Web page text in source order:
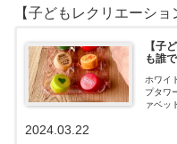
【子どもレクリエーショ
【子
も誰
ホワイ
プタワ
ァベッ
2024.03.22